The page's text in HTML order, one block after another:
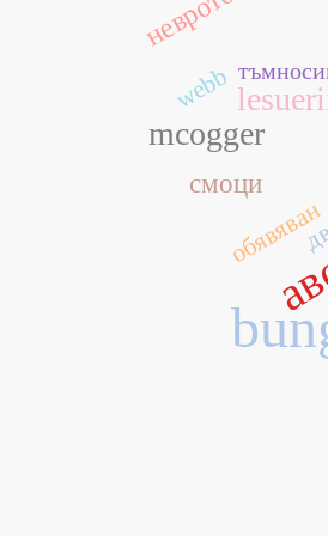
mcogger
смоци
webb
обявяван